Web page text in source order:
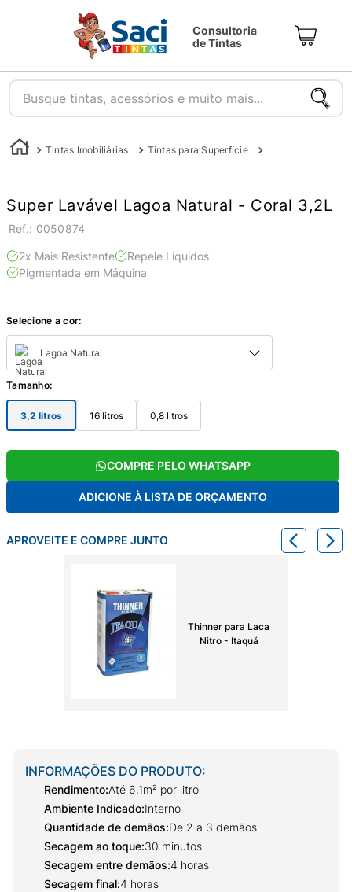
Consultoria
de Tintas
Busque tintas, acessórios e muito mais...
Tintas Imobiliárias Tintas para Superfície
Super Lavável Lagoa Natural - Coral 3,2L
: 0050874
2x Mais Resistente
Repele Líquidos
Pigmentada em Máquina
Selecione a cor:
Lagoa Natural
Tamanho:
3,2 litros 16 litros 0,8 litros
COMPRE PELO WHATSAPP
ADICIONE À LISTA DE ORÇAMENTO
APROVEITE E COMPRE JUNTO
Thinner para Laca
Nitro - Itaquá
INFORMAÇÕES DO PRODUTO:
Rendimento:Até 6,1m² por litro
Ambiente Indicado:Interno
Quantidade de demãos:De 2 a 3 demãos
Secagem ao toque:30 minutos
Secagem entre demãos:4 horas
Secagem final:4 horas